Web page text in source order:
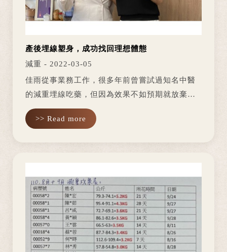
產後埋線塑身，成功找回理想體態
減重 - 2022-03-05
佳雨從事業務工作，很多年前曾嘗試過知名中醫
的減重埋線吃藥，但因為效果不如預期就放棄
了，後來歷經生產，發現肚子已回不去當年，經
由朋友的介紹來學德堂中醫診所嘗試埋線塑身。
>> Read more